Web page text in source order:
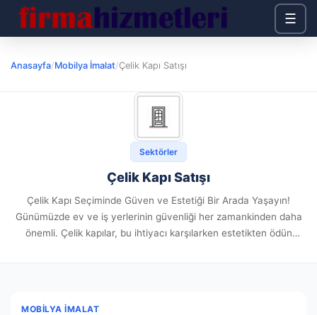
☰
Anasayfa/Mobilya İmalat/Çelik Kapı Satışı
Sektörler
Çelik Kapı Satışı
Çelik Kapı Seçiminde Güven ve Estetiği Bir Arada Yaşayın!
Günümüzde ev ve iş yerlerinin güvenliği her zamankinden daha
önemli. Çelik kapılar, bu ihtiyacı karşılarken estetikten ödün
MOBILYA İMALAT